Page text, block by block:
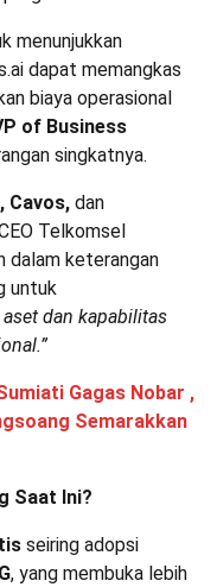
menunjukkan
dapat memangkas
biaya operasional
of Business
singkatnya.
Cavos, dan
Telkomsel
dalam keterangan
untuk
dan kapabilitas
Gagas Nobar ,
Semarakkan
Saat Ini?
seiring adopsi
, yang membuka lebih